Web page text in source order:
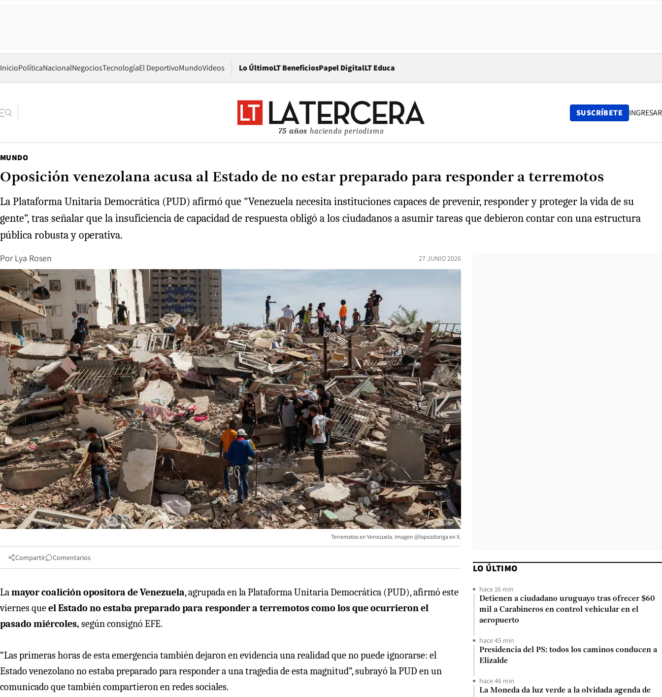
InicioPolíticaNacionalNegociosTecnologíaEl DeportivoMundoVideos Lo ÚltimoLT BeneficiosPapel DigitalOpens in new window
LT Educa
75 años haciendo periodismo
SUSCRÍBETE INGRESAR
MUNDO
Oposición venezolana acusa al Estado de no estar preparado para responder a terremotos
La Plataforma Unitaria Democrática (PUD) afirmó que "Venezuela necesita instituciones capaces de prevenir, responder y proteger la vida de su
gente”, tras señalar que la insuficiencia de capacidad de respuesta obligó a los ciudadanos a asumir tareas que debieron contar con una estructura
pública robusta y operativa.
Por Lya Rosen 27 JUNIO 2026
Terremotos en Venezuela. Imagen @lopezdoriga en X.
Compartir Comentarios
Lamayor coalición opositora de Venezuela, agrupada en la Plataforma Unitaria Democrática (PUD), afirmó este
viernes queel Estado no estaba preparado para responder a terremotos como los que ocurrieron el
pasado miércoles, según consignó EFE.
“Las primeras horas de esta emergencia también dejaron en evidencia una realidad que no puede ignorarse: el
Estado venezolano no estaba preparado para responder a una tragedia de esta magnitud”, subrayó la PUD en un
comunicado que también compartieron en redes sociales.
LO ÚLTIMO
hace 16 min
Detienen a ciudadano uruguayo tras ofrecer $60
mil a Carabineros en control vehicular en el
aeropuerto
hace 45 min
Presidencia del PS: todos los caminos conducen a
Elizalde
hace 46 min
La Moneda da luz verde a la olvidada agenda de